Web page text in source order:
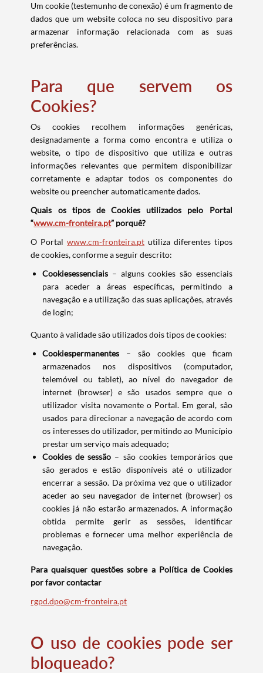
Um cookie (testemunho de conexão) é um fragmento de
dados que um website coloca no seu dispositivo para
armazenar informação relacionada com as suas
preferências.
Para que servem os
Cookies?
Os cookies recolhem informações genéricas,
designadamente a forma como encontra e utiliza o
website, o tipo de dispositivo que utiliza e outras
informações relevantes que permitem disponibilizar
corretamente e adaptar todos os componentes do
website ou preencher automaticamente dados.
Quais os tipos de Cookies utilizados pelo Portal
“www.cm-fronteira.pt” porquê?
O Portalwww.cm-fronteira.pt utiliza diferentes tipos
de cookies, conforme a seguir descrito:
Cookiesessenciais – alguns cookies são essenciais
para aceder a áreas específicas, permitindo a
navegação e a utilização das suas aplicações, através
de login;
Quanto à validade são utilizados dois tipos de cookies:
Cookiespermanentes – são cookies que ficam
armazenados nos dispositivos (computador,
telemóvel ou tablet), ao nível do navegador de
internet (browser) e são usados sempre que o
utilizador visita novamente o Portal. Em geral, são
usados para direcionar a navegação de acordo com
os interesses do utilizador, permitindo ao Município
prestar um serviço mais adequado;
Cookies de sessão – são cookies temporários que
são gerados e estão disponíveis até o utilizador
encerrar a sessão. Da próxima vez que o utilizador
aceder ao seu navegador de internet (browser) os
cookies já não estarão armazenados. A informação
obtida permite gerir as sessões, identificar
problemas e fornecer uma melhor experiência de
navegação.
Para quaisquer questões sobre a Política de Cookies
por favor contactar
rgpd.dpo@cm-fronteira.pt
O uso de cookies pode ser
bloqueado?